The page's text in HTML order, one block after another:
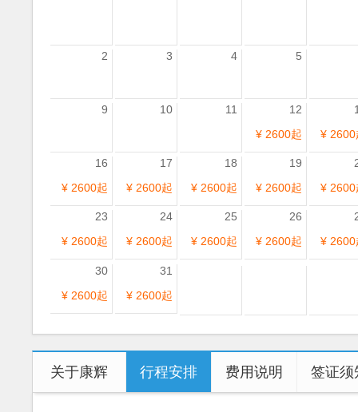
2 3 4 5
9 10 11
12
¥ 2600起
¥ 2600
16
¥ 2600起
17
¥ 2600起
18
¥ 2600起
19
¥ 2600起
¥ 2600
23
¥ 2600起
24
¥ 2600起
25
¥ 2600起
26
¥ 2600起
¥ 2600
30
¥ 2600起
31
¥ 2600起
关于康辉 行程安排 费用说明 签证须